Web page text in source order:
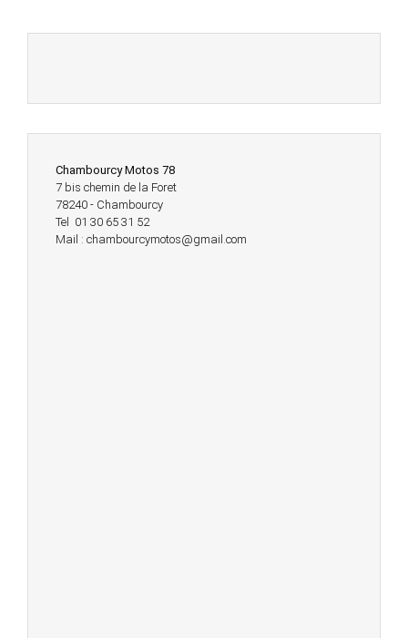
Chambourcy Motos 78
7 bis chemin de la Foret
78240 - Chambourcy
Tel 01 30 65 31 52
Mail : chambourcymotos@gmail.com